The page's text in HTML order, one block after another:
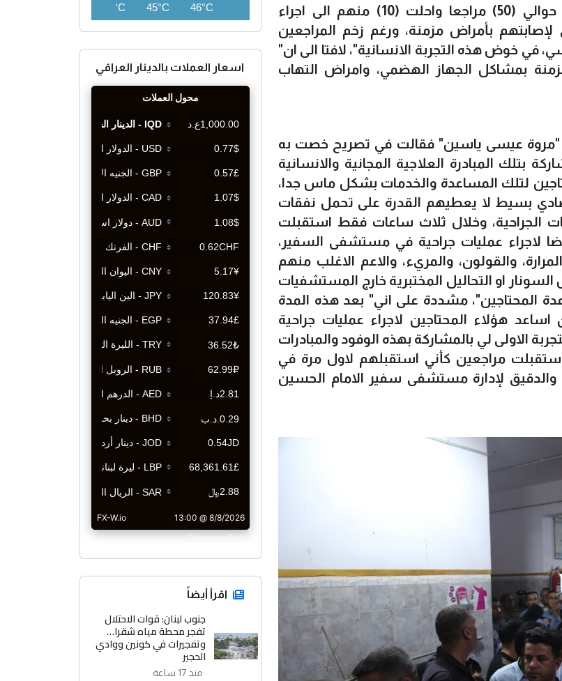
خارج اوقات عملنا، وخلال ساعتين فقط استقبلت حوالي (50) مراجعا واحلت (10) منهم الى اجراء
بأمراض مزمنة، ورغم زخم المراجعين
في خوض هذه التجربة الانسانية"، لافتا الى ان"
بمشاكل الجهاز الهضمي، وامراض التهاب
"مروة عيسى ياسين" فقالت في تصريح خصت به
بتلك المبادرة العلاجية المجانية والانسانية
لتلك المساعدة والخدمات بشكل ماس جدا،
بسيط لا يعطيهم القدرة على تحمل نفقات
الجراحية، وخلال ثلاث ساعات فقط استقبلت
مريض ومريضة واحلت منهم (20) مريضا لاجراء عمليات جراحية في مستشفى السفير،
والقولون، والمريء، والاعم الاغلب منهم
او التحاليل المختبرية خارج المستشفيات
المحتاجين"، مشددة على اني" بعد هذه المدة
هؤلاء المحتاجين لاجراء عمليات جراحية
الاولى لي بالمشاركة بهذه الوفود والمبادرات
استقبلت مراجعين كأني استقبلهم لاول مرة في
والدقيق لإدارة مستشفى سفير الامام الحسين
46°C
45°C
44°C
اسعار العملات بالدينار العراقي
CurrencyRate
اقرأ أيضاً
جنوب لبنان: قوات الاحتلال
تفجر محطة مياه شقرا…
وتفجيرات في كونين ووادي
الحجير
منذ 17 ساعة